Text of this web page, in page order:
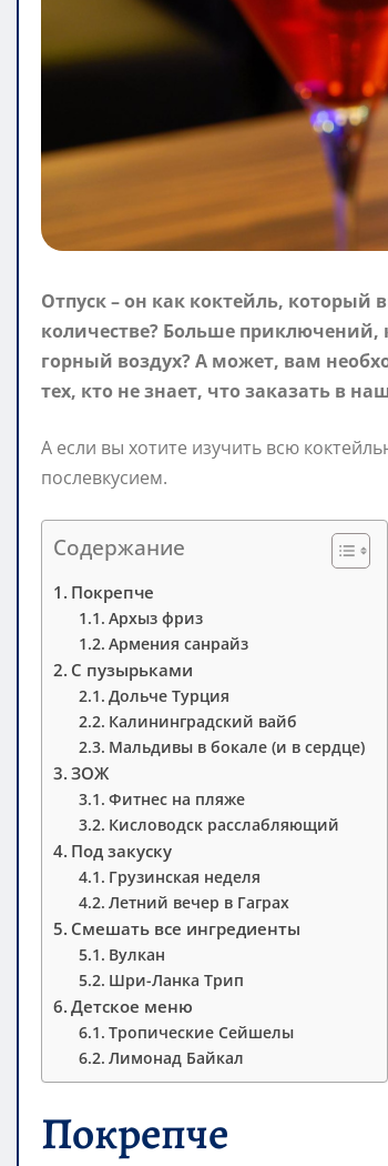
Отпуск – он как коктейль,
количестве? Больше приключений,
горный воздух? А может, вам
тех, кто не знает, что заказать в
А если вы хотите изучить всю
послевкусием.
Содержание
Покрепче
Архыз фриз
Армения санрайз
С пузырьками
Дольче Турция
Калининградский вайб
Мальдивы в бокале (и в сердце)
ЗОЖ
Фитнес на пляже
Кисловодск расслабляющий
Под закуску
Грузинская неделя
Летний вечер в Гаграх
Смешать все ингредиенты
Вулкан
Шри-Ланка Трип
Детское меню
Тропические Сейшелы
Лимонад Байкал
Покрепче